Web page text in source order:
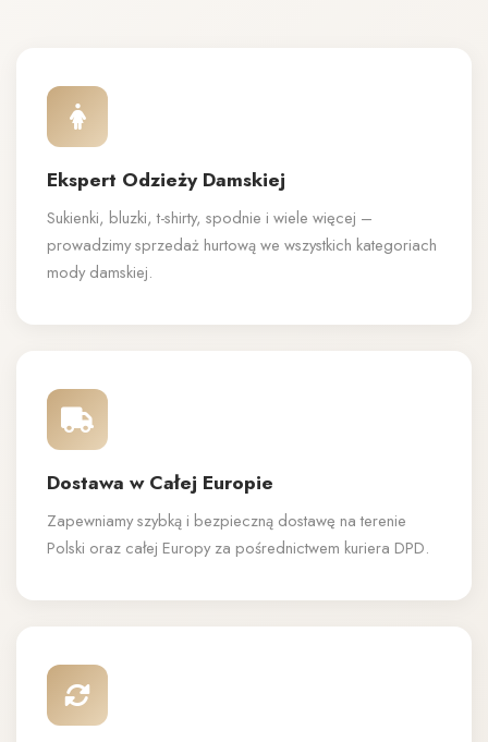
Ekspert Odzieży Damskiej
Sukienki, bluzki, t-shirty, spodnie i wiele więcej –
prowadzimy sprzedaż hurtową we wszystkich kategoriach
mody damskiej.
Dostawa w Całej Europie
Zapewniamy szybką i bezpieczną dostawę na terenie
Polski oraz całej Europy za pośrednictwem kuriera DPD.